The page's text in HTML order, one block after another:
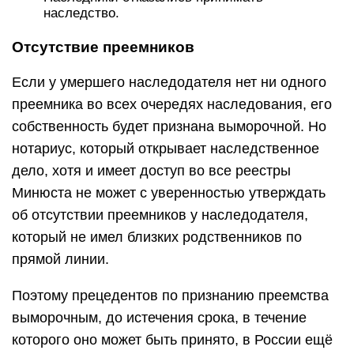
наследство.
Отсутствие преемников
Если у умершего наследодателя нет ни одного
преемника во всех очередях наследования, его
собственность будет признана выморочной. Но
нотариус, который открывает наследственное
дело, хотя и имеет доступ во все реестры
Минюста не может с уверенностью утверждать
об отсутствии преемников у наследодателя,
который не имел близких родственников по
прямой линии.
Поэтому прецедентов по признанию преемства
выморочным, до истечения срока, в течение
которого оно может быть принято, в России ещё